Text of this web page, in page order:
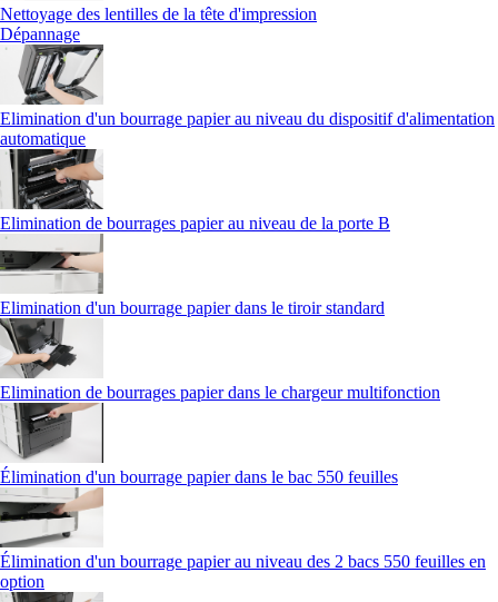
Nettoyage des lentilles de la tête d'impression
Dépannage
Elimination d'un bourrage papier au niveau du dispositif d'alimentation
automatique
Elimination de bourrages papier au niveau de la porte B
Elimination d'un bourrage papier dans le tiroir standard
Elimination de bourrages papier dans le chargeur multifonction
Élimination d'un bourrage papier dans le bac 550 feuilles
Élimination d'un bourrage papier au niveau des 2 bacs 550 feuilles en
option